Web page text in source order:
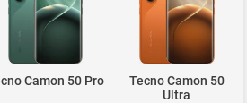
Camon 50 Pro
Tecno Camon 50
Ultra